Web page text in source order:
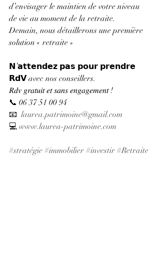
d’envisager le maintien de votre niveau
de vie au moment de la retraite.
Demain, nous détaillerons une première
solution « retraite »
𝗡’𝗮𝘁𝘁𝗲𝗻𝗱𝗲𝘇 𝗽𝗮𝘀 𝗽𝗼𝘂𝗿 𝗽𝗿𝗲𝗻𝗱𝗿𝗲
𝗥𝗱𝗩 avec nos conseillers.
𝑅𝑑𝑣 𝑔𝑟𝑎𝑡𝑢𝑖𝑡 𝑒𝑡 𝑠𝑎𝑛𝑠 𝑒𝑛𝑔𝑎𝑔𝑒𝑚𝑒𝑛𝑡 !
📞 06 37 51 00 94
📧 laurea.patrimoine@gmail.com
💻 www.laurea-patrimoine.com
#stratégie #immobilier #investir #Retraite